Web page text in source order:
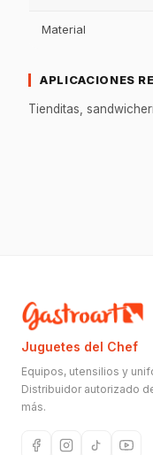
Material
APLICACIONES
Tienditas,
Juguetes del Chef
Equipos, utensilios y
Distribuidor autorizado
más.